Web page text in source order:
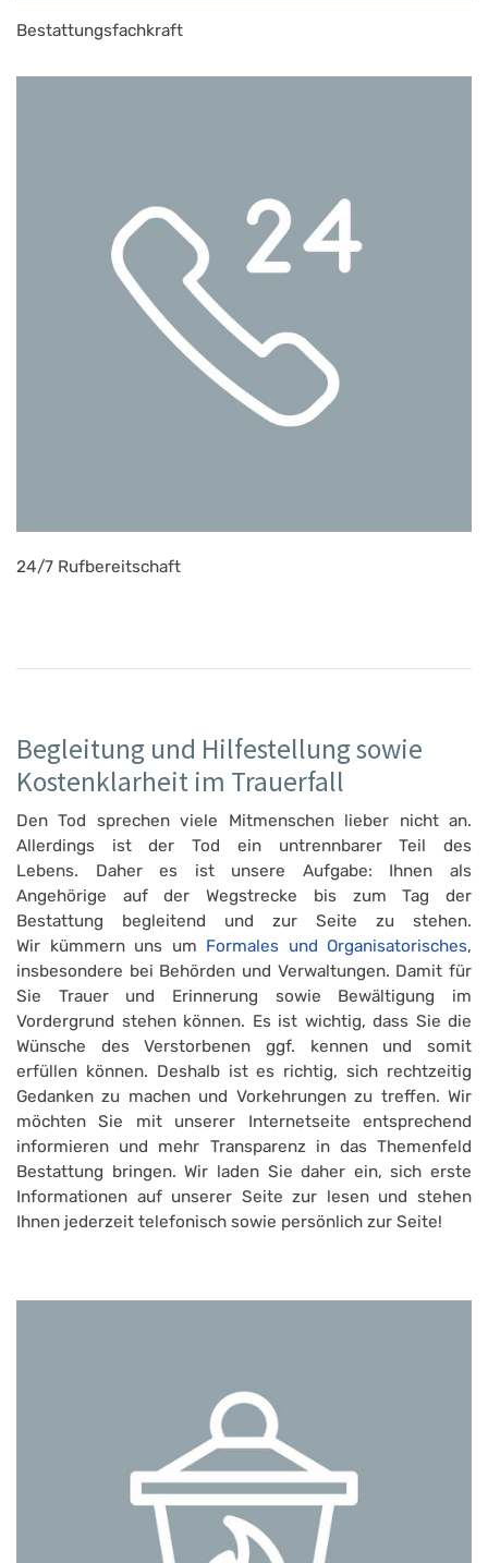
Bestattungsfachkraft
24/7 Rufbereitschaft
Begleitung und Hilfestellung sowie
Kostenklarheit im Trauerfall
Den Tod sprechen viele Mitmenschen lieber nicht an.
Allerdings ist der Tod ein untrennbarer Teil des
Lebens. Daher es ist unsere Aufgabe: Ihnen als
Angehörige auf der Wegstrecke bis zum Tag der
Bestattung begleitend und zur Seite zu stehen.
Wir kümmern uns um Formales und Organisatorisches,
insbesondere bei Behörden und Verwaltungen. Damit für
Sie Trauer und Erinnerung sowie Bewältigung im
Vordergrund stehen können. Es ist wichtig, dass Sie die
Wünsche des Verstorbenen ggf. kennen und somit
erfüllen können. Deshalb ist es richtig, sich rechtzeitig
Gedanken zu machen und Vorkehrungen zu treffen. Wir
möchten Sie mit unserer Internetseite entsprechend
informieren und mehr Transparenz in das Themenfeld
Bestattung bringen. Wir laden Sie daher ein, sich erste
Informationen auf unserer Seite zur lesen und stehen
Ihnen jederzeit telefonisch sowie persönlich zur Seite!